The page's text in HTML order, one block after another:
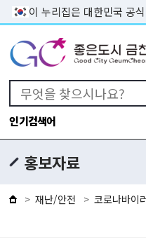
본
이 누리집은 대한민국 공
인기검색어
홍보자료
재난/안전 코로나바이